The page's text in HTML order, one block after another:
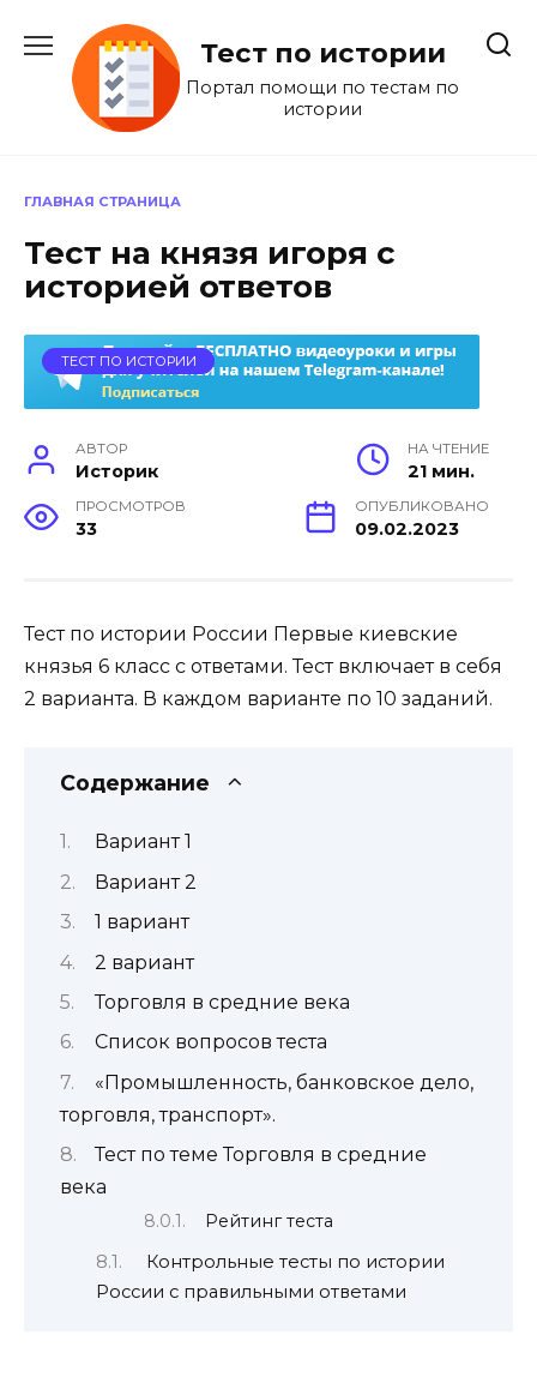
содержанию
Тест по истории
Портал помощи по тестам по
истории
ГЛАВНАЯ СТРАНИЦА
Тест на князя игоря с
историей ответов
ТЕСТ ПО ИСТОРИИ
АВТОР
Историк
НА ЧТЕНИЕ
21 мин.
ПРОСМОТРОВ
33
ОПУБЛИКОВАНО
09.02.2023
Тест по истории России Первые киевские
князья 6 класс с ответами. Тест включает в себя
2 варианта. В каждом варианте по 10 заданий.
Содержание
Вариант 1
Вариант 2
1 вариант
2 вариант
Торговля в средние века
Список вопросов теста
«Промышленность, банковское дело,
торговля, транспорт».
Тест по теме Торговля в средние
века
Рейтинг теста
Контрольные тесты по истории
России с правильными ответами